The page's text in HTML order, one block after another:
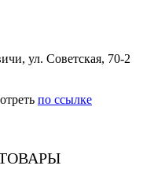
ул. Советская, 70-2
по ссылке